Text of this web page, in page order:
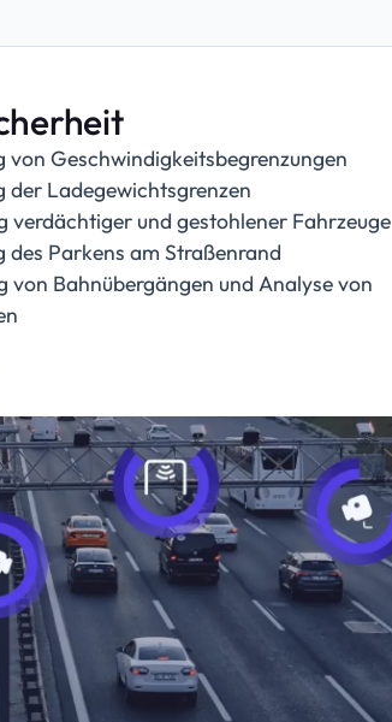
von Geschwindigkeitsbegrenzungen
der Ladegewichtsgrenzen
verdächtiger und gestohlener Fahrzeuge
des Parkens am Straßenrand
von Bahnübergängen und Analyse von